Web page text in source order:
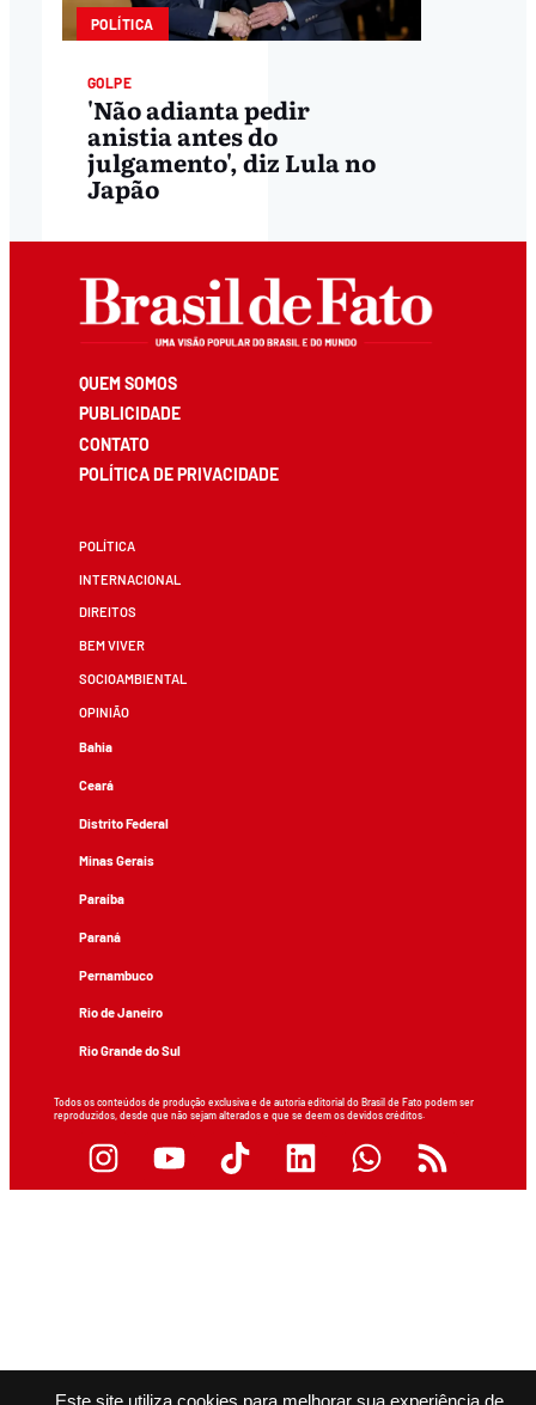
POLÍTICA
GOLPE
'Não adianta pedir
anistia antes do
julgamento', diz Lula no
Japão
QUEM SOMOS
PUBLICIDADE
CONTATO
POLÍTICA DE PRIVACIDADE
POLÍTICA
INTERNACIONAL
DIREITOS
BEM VIVER
SOCIOAMBIENTAL
OPINIÃO
Bahia
Ceará
Distrito Federal
Minas Gerais
Paraíba
Paraná
Pernambuco
Rio de Janeiro
Rio Grande do Sul
Todos os conteúdos de produção exclusiva e de autoria editorial do Brasil de Fato podem ser
reproduzidos, desde que não sejam alterados e que se deem os devidos créditos.